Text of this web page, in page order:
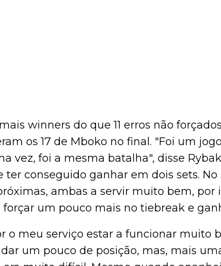
winners do que 11 erros não
os 17 de Mboko no final. "Foi um
vez, foi a mesma batalha", disse
conseguido ganhar em dois sets. No
ambas a servir muito bem, por
um pouco mais no tiebreak e
o meu serviço estar a funcionar muito
um pouco de posição, mas, mais